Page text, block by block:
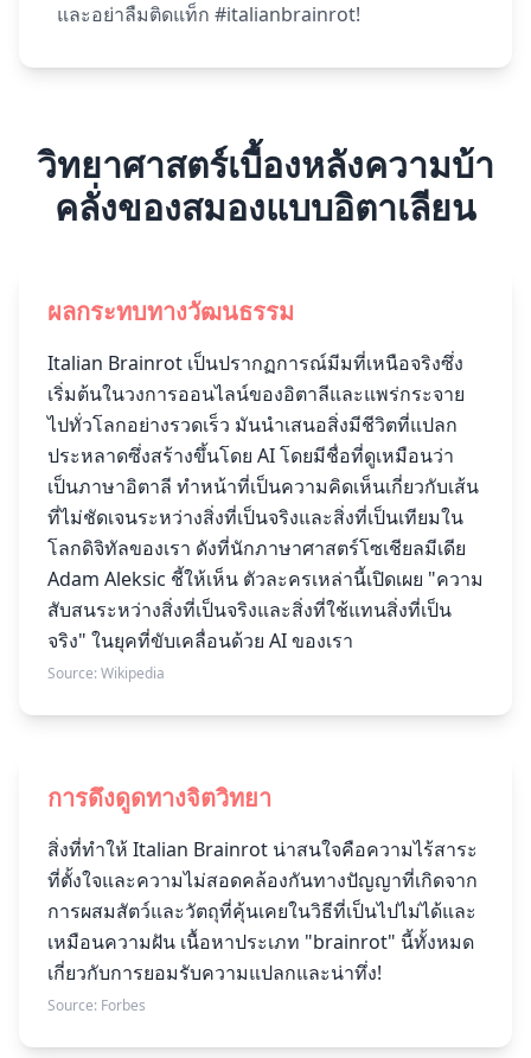
และอย่าลืมติดแท็ก #italianbrainrot!
วิทยาศาสตร์เบื้องหลังความบ้า
คลั่งของสมองแบบอิตาเลียน
ผลกระทบทางวัฒนธรรม
Italian Brainrot เป็นปรากฏการณ์มีมที่เหนือจริงซึ่ง
เริ่มต้นในวงการออนไลน์ของอิตาลีและแพร่กระจาย
ไปทั่วโลกอย่างรวดเร็ว มันนำเสนอสิ่งมีชีวิตที่แปลก
ประหลาดซึ่งสร้างขึ้นโดย AI โดยมีชื่อที่ดูเหมือนว่า
เป็นภาษาอิตาลี ทำหน้าที่เป็นความคิดเห็นเกี่ยวกับเส้น
ที่ไม่ชัดเจนระหว่างสิ่งที่เป็นจริงและสิ่งที่เป็นเทียมใน
โลกดิจิทัลของเรา ดังที่นักภาษาศาสตร์โซเชียลมีเดีย
Adam Aleksic ชี้ให้เห็น ตัวละครเหล่านี้เปิดเผย "ความ
สับสนระหว่างสิ่งที่เป็นจริงและสิ่งที่ใช้แทนสิ่งที่เป็น
จริง" ในยุคที่ขับเคลื่อนด้วย AI ของเรา
Source: Wikipedia
การดึงดูดทางจิตวิทยา
สิ่งที่ทำให้ Italian Brainrot น่าสนใจคือความไร้สาระ
ที่ตั้งใจและความไม่สอดคล้องกันทางปัญญาที่เกิดจาก
การผสมสัตว์และวัตถุที่คุ้นเคยในวิธีที่เป็นไปไม่ได้และ
เหมือนความฝัน เนื้อหาประเภท "brainrot" นี้ทั้งหมด
เกี่ยวกับการยอมรับความแปลกและน่าทึ่ง!
Source: Forbes